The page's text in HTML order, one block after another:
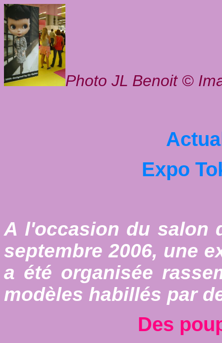
Photo JL Benoit ©
Expo
A l'occasion du salon
septembre 2006, une
a été organisée
modèles habillés par
Des